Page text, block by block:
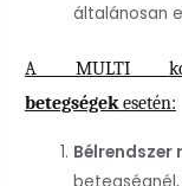
általánosan
A MULTI
betegségekesetén:
Bélrendszer